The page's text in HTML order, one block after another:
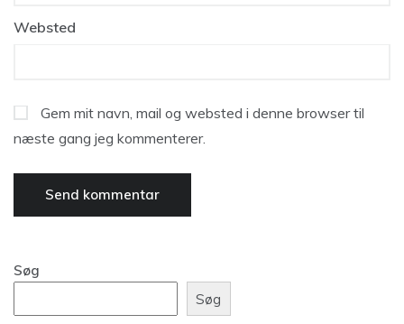
Websted
Gem mit navn, mail og websted i denne browser til
næste gang jeg kommenterer.
Søg
Søg